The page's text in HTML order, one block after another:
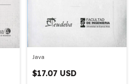
Java
$17.07 USD